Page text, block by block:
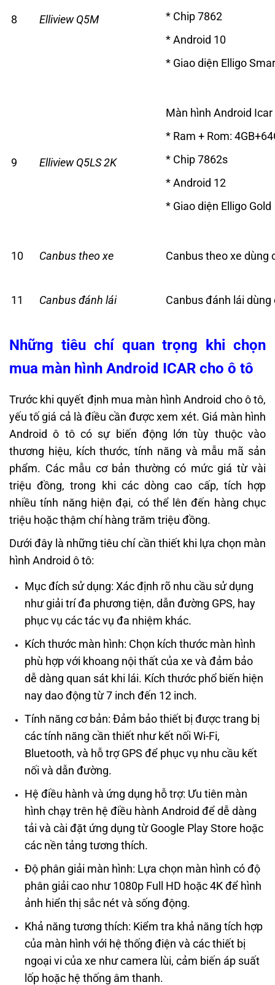
8 Elliview Q5M
* Chip 7862
* Android 10
* Giao diện Elligo
9 Elliview Q5LS 2K
Màn hình Android Icar
* Ram + Rom:
* Chip 7862s
* Android 12
* Giao diện Elligo Gold
10 Canbus theo xe Canbus theo xe dùng
11 Canbus đánh lái Canbus đánh lái
Những tiêu chí quan trọng khi chọn
mua màn hình Android ICAR cho ô tô
Trước khi quyết định mua màn hình Android cho ô tô,
yếu tố giá cả là điều cần được xem xét. Giá màn hình
Android ô tô có sự biến động lớn tùy thuộc vào
thương hiệu, kích thước, tính năng và mẫu mã sản
phẩm. Các mẫu cơ bản thường có mức giá từ vài
triệu đồng, trong khi các dòng cao cấp, tích hợp
nhiều tính năng hiện đại, có thể lên đến hàng chục
triệu hoặc thậm chí hàng trăm triệu đồng.
Dưới đây là những tiêu chí cần thiết khi lựa chọn màn
hình Android ô tô:
Mục đích sử dụng: Xác định rõ nhu cầu sử dụng
như giải trí đa phương tiện, dẫn đường GPS, hay
phục vụ các tác vụ đa nhiệm khác.
Kích thước màn hình: Chọn kích thước màn hình
phù hợp với khoang nội thất của xe và đảm bảo
dễ dàng quan sát khi lái. Kích thước phổ biến hiện
nay dao động từ 7 inch đến 12 inch.
Tính năng cơ bản: Đảm bảo thiết bị được trang bị
các tính năng cần thiết như kết nối Wi-Fi,
Bluetooth, và hỗ trợ GPS để phục vụ nhu cầu kết
nối và dẫn đường.
Hệ điều hành và ứng dụng hỗ trợ: Ưu tiên màn
hình chạy trên hệ điều hành Android để dễ dàng
tải và cài đặt ứng dụng từ Google Play Store hoặc
các nền tảng tương thích.
Độ phân giải màn hình: Lựa chọn màn hình có độ
phân giải cao như 1080p Full HD hoặc 4K để hình
ảnh hiển thị sắc nét và sống động.
Khả năng tương thích: Kiểm tra khả năng tích hợp
của màn hình với hệ thống điện và các thiết bị
ngoại vi của xe như camera lùi, cảm biến áp suất
lốp hoặc hệ thống âm thanh.